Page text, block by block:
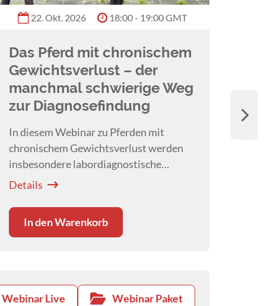
22. Okt. 2026 18:00 - 19:00 GMT
Das Pferd mit chronischem
Gewichtsverlust – der
manchmal schwierige Weg
zur Diagnosefindung
In diesem Webinar zu Pferden mit
chronischem Gewichtsverlust werden
insbesondere labordiagnostische
Möglichkeiten von
Details
In den Warenkorb
Webinar Live Webinar Paket